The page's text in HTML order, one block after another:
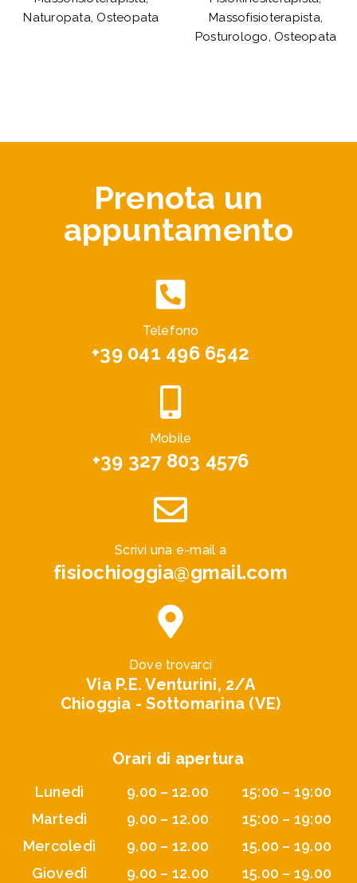
Naturopata, Osteopata
Massofisioterapista,
Posturologo, Osteopata
Prenota un
appuntamento
+39 041 496 6542
Telefono
+39 327 803 4576
Mobile
fisiochioggia@gmail.com
Scrivi una e-mail a
Via P.E. Venturini, 2/A
Chioggia - Sottomarina (VE)
Dove trovarci
Orari di apertura
Lunedì 9.00 – 12.00
15:00 – 19:00
Martedì
9.00 – 12.00
15:00 – 19:00
Mercoledì
9.00 – 12.00
15.00 – 19.00
Giovedì
9.00 – 12.00
15.00 – 19.00